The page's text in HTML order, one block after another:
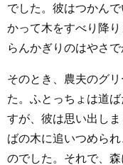
でした。彼はつかん
かって木をすべり降
らんかぎりのはやさで
そのとき、農夫のグ
た。ふとっちょは道
すが、彼は思い出し
ばの木に追いつめら
のでした。それで、